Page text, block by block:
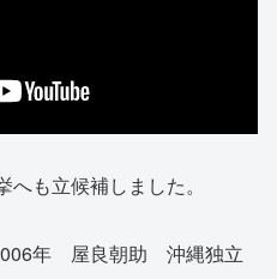
も立候補しました。
年 屋良朝助 沖縄独立